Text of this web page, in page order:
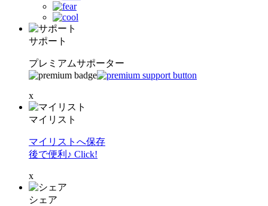
サポート
プレミアムサポーター
x
マイリスト
マイリストへ保存
後で便利♪ Click!
x
シェア